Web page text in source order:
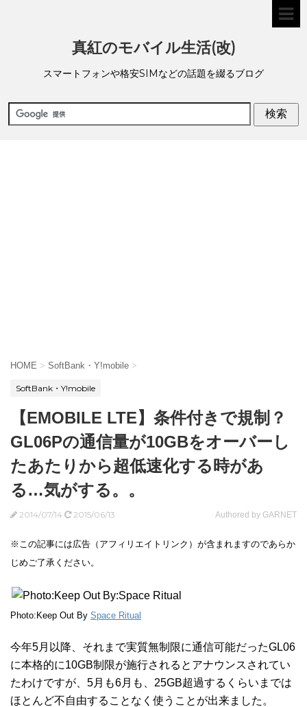
真紅のモバイル生活(改)
スマートフォンや格安SIMなどの話題を綴るブログ
HOME > SoftBank・Y!mobile >
SoftBank・Y!mobile
【EMOBILE LTE】条件付きで規制？
GL06Pの通信量が10GBをオーバーし
たあたりから超低速化する時があ
る…気がする。。
2014/07/14 2015/06/13 Authored by GARNET
※この記事には広告（アフィリエイトリンク）が含まれますのであらか
じめご了承ください。
Photo:Keep Out By Space Ritual
今年5月以降、それまで実質無制限に通信可能だったGL06
に本格的に10GB制限が施行されるとアナウンスされてい
たわけですが、5月も6月も、25GB超過するくらいまでは
ほとんど不自由することなく使うことが出来ました。